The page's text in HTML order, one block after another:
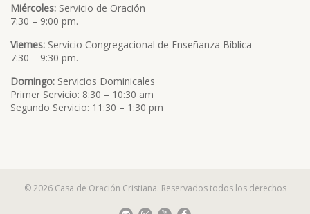
Miércoles: Servicio de Oración
7:30 – 9:00 pm.
Viernes: Servicio Congregacional de Enseñanza Bíblica
7:30 – 9:30 pm.
Domingo: Servicios Dominicales
Primer Servicio: 8:30 – 10:30 am
Segundo Servicio: 11:30 – 1:30 pm
© 2026 Casa de Oración Cristiana. Reservados todos los derechos